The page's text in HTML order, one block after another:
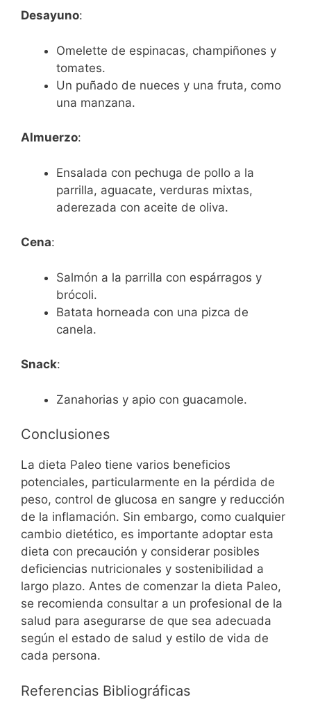
Desayuno:
Omelette de espinacas, champiñones y
tomates.
Un puñado de nueces y una fruta, como
una manzana.
Almuerzo:
Ensalada con pechuga de pollo a la
parrilla, aguacate, verduras mixtas,
aderezada con aceite de oliva.
Cena:
Salmón a la parrilla con espárragos y
brócoli.
Batata horneada con una pizca de
canela.
Snack:
Zanahorias y apio con guacamole.
Conclusiones
La dieta Paleo tiene varios beneficios
potenciales, particularmente en la pérdida de
peso, control de glucosa en sangre y reducción
de la inflamación. Sin embargo, como cualquier
cambio dietético, es importante adoptar esta
dieta con precaución y considerar posibles
deficiencias nutricionales y sostenibilidad a
largo plazo. Antes de comenzar la dieta Paleo,
se recomienda consultar a un profesional de la
salud para asegurarse de que sea adecuada
según el estado de salud y estilo de vida de
cada persona.
Referencias Bibliográficas